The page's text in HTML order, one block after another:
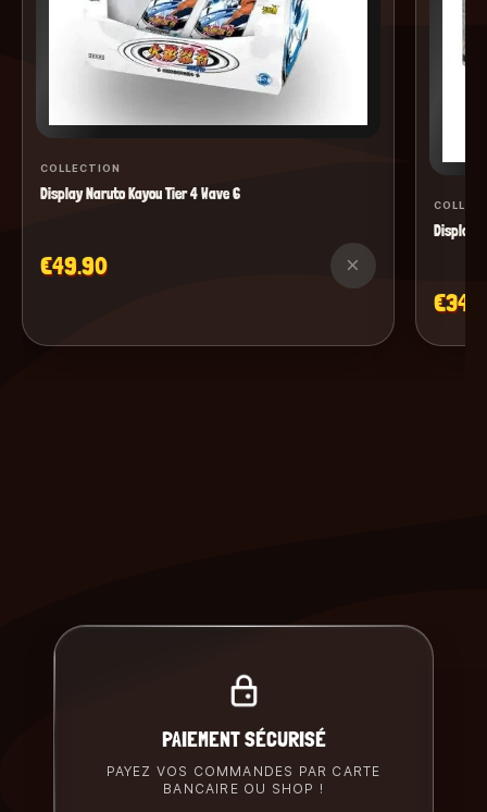
COLLECTION
Display Naruto Kayou Tier 4 Wave 6
€49.90 ×
Display
PAIEMENT SÉCURISÉ
PAYEZ VOS COMMANDES PAR CARTE
BANCAIRE OU SHOP !